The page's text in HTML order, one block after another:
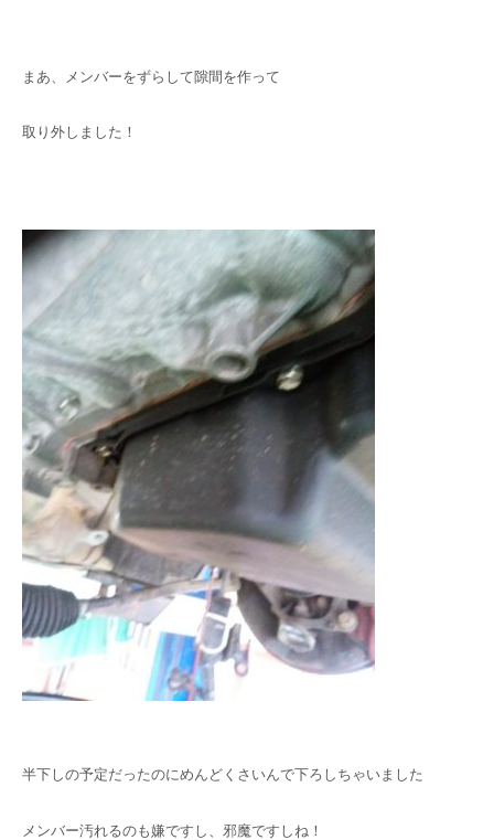
まあ、メンバーをずらして隙間を作って
取り外しました！
半下しの予定だったのにめんどくさいんで下ろしちゃいました
メンバー汚れるのも嫌ですし、邪魔ですしね！